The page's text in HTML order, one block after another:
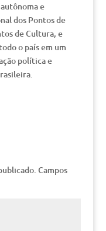
e
dos Pontos de
de Cultura, e
o país em um
política e
Campos